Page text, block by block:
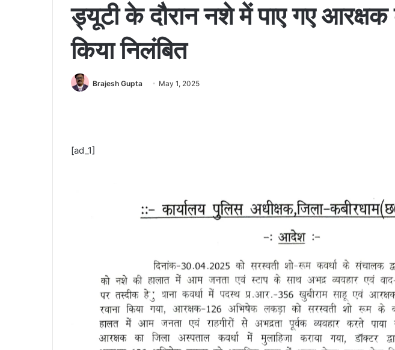
ड्यूटी के दौरान नशे में पाए गए
किया निलंबित
Brajesh Gupta May 1, 2025
[ad_1]